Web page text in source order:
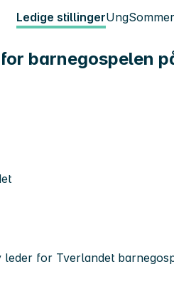
Ledige stillingerUng
barnegospelen
for Tverlandet